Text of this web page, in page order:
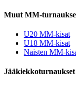
Muut MM-
U20 MM-kisat
U18 MM-kisat
Naisten MM-
Jääkiekkoturnaukset